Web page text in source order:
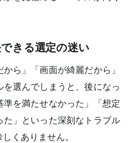
きる選定の迷い
から」「画面が綺麗だから」
を選んでしまうと、後になっ
準を満たせなかった」「想定
た」といった深刻なトラブル
くありません。